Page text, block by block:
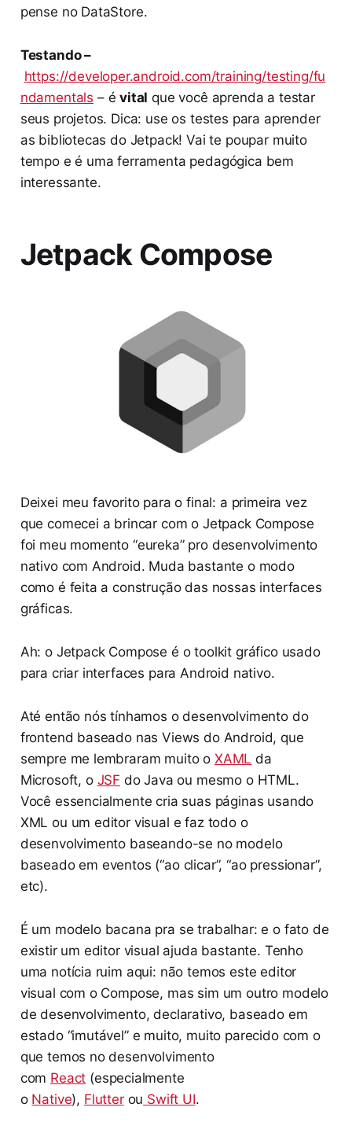
pense no DataStore.
Testando –
https://developer.android.com/training/testing/fu
ndamentals – évital que você aprenda a testar
seus projetos. Dica: use os testes para aprender
as bibliotecas do Jetpack! Vai te poupar muito
tempo e é uma ferramenta pedagógica bem
interessante.
Jetpack Compose
Deixei meu favorito para o final: a primeira vez
que comecei a brincar com o Jetpack Compose
foi meu momento “eureka” pro desenvolvimento
nativo com Android. Muda bastante o modo
como é feita a construção das nossas interfaces
gráficas.
Ah: o Jetpack Compose é o toolkit gráfico usado
para criar interfaces para Android nativo.
Até então nós tínhamos o desenvolvimento do
frontend baseado nas Views do Android, que
sempre me lembraram muito o XAML da
Microsoft, o JSF do Java ou mesmo o HTML.
Você essencialmente cria suas páginas usando
XML ou um editor visual e faz todo o
desenvolvimento baseando-se no modelo
baseado em eventos (“ao clicar”, “ao pressionar”,
etc).
É um modelo bacana pra se trabalhar: e o fato de
existir um editor visual ajuda bastante. Tenho
uma notícia ruim aqui: não temos este editor
visual com o Compose, mas sim um outro modelo
de desenvolvimento, declarativo, baseado em
estado “imutável” e muito, muito parecido com o
que temos no desenvolvimento
com React (especialmente
o Native), Flutterou Swift UI.